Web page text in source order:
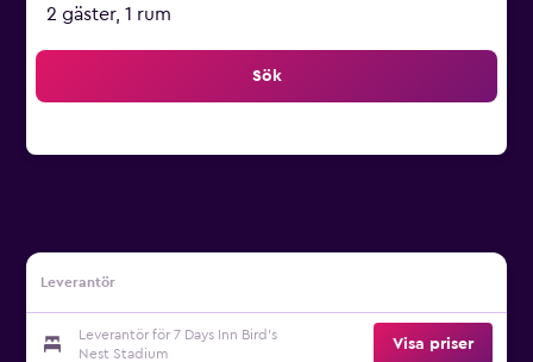
2 gäster, 1 rum
Sök
Leverantör
Leverantör för 7 Days Inn Bird's
Nest Stadium
Visa priser